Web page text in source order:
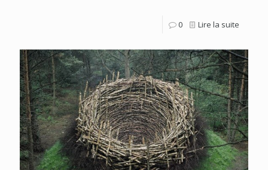
0 Lire la suite